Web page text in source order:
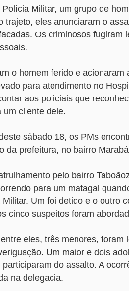
Militar, um grupo de
trajeto, eles anunciaram o
Os criminosos fugiram
o homem ferido e acionaram
para atendimento no
aos policiais que
um cliente dele.
sábado 18, os PMs
da prefeitura, no bairro
pelo bairro
para um matagal
Um foi detido e o outro
cinco suspeitos foram
eles, três menores, foram
Um maior e dois
do assalto. A
na delegacia.